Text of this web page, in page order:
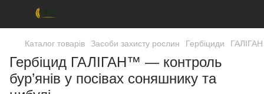
Каталог товарів Засоби захисту рослин Гербіциди ГАЛІГАН
Гербіцид ГАЛІГАН™ — контроль
бур’янів у посівах соняшнику та